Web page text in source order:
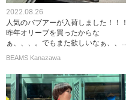
2022.08.26
人気のバブアーが入荷しました！！！
昨年オリーブを買ったからな
ぁ、、、。でもまた欲しいなぁ、、...
BEAMS Kanazawa